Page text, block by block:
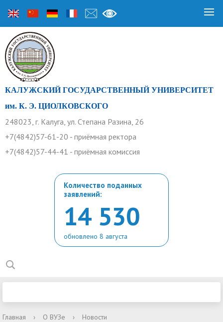
КАЛУЖСКИЙ ГОСУДАРСТВЕННЫЙ УНИВЕРСИТЕТ
им. К. Э. ЦИОЛКОВСКОГО
248023, г. Калуга, ул. Степана Разина, 26
+7(4842)57-61-20 - приёмная ректора
+7(4842)57-44-41 - приёмная комиссия
Количество поданных
заявлений:
14 530
обновлено 8 августа
Главная › О ВУЗе › Новости